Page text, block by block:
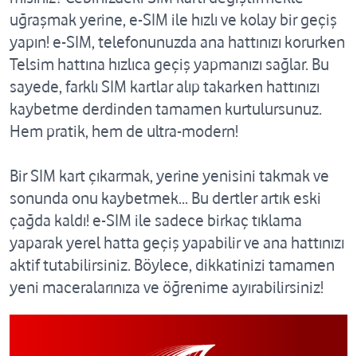
uğraşmak yerine, e-SIM ile hızlı ve kolay bir geçiş
yapın! e-SIM, telefonunuzda ana hattınızı korurken
Telsim hattına hızlıca geçiş yapmanızı sağlar. Bu
sayede, farklı SIM kartlar alıp takarken hattınızı
kaybetme derdinden tamamen kurtulursunuz.
Hem pratik, hem de ultra-modern!
Bir SIM kart çıkarmak, yerine yenisini takmak ve
sonunda onu kaybetmek... Bu dertler artık eski
çağda kaldı! e-SIM ile sadece birkaç tıklama
yaparak yerel hatta geçiş yapabilir ve ana hattınızı
aktif tutabilirsiniz. Böylece, dikkatinizi tamamen
yeni maceralarınıza ve öğrenime ayırabilirsiniz!